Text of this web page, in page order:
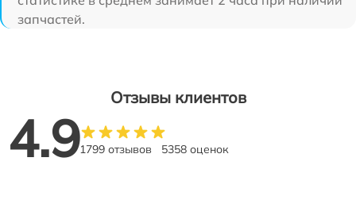
запчастей.
Отзывы клиентов
4.91799 отзывов 5358 оценок